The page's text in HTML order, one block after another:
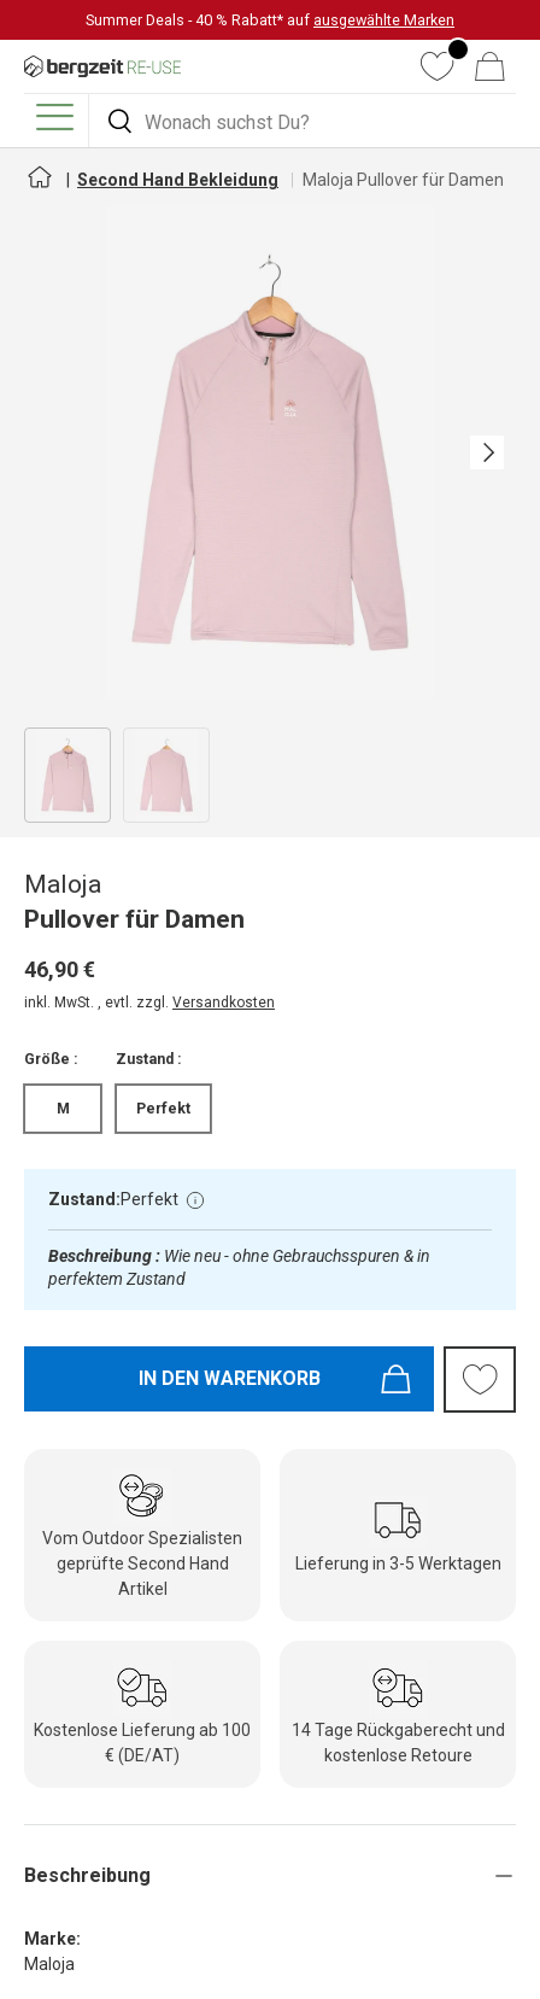
DIREKT ZUM INHALT
Summer Deals - 40 % Rabatt* auf ausgewählte Marken
Suchen
Suchen
WunschlisteWarenkorb
Menü
Second Hand Bekleidung Maloja Pullover für Damen
Nächste
Bild 1 in Galerieansicht laden
Maloja
Pullover für Damen
46,90 €
inkl. MwSt. , evtl. zzgl. Versandkosten
Größe :
M
Zustand :
Perfekt
Zustand:Perfekt
Beschreibung : Wie neu - ohne Gebrauchsspuren & in
perfektem Zustand
IN DEN WARENKORB
Vom Outdoor Spezialisten
geprüfte Second Hand
Artikel
Lieferung in 3-5 Werktagen
Kostenlose Lieferung ab 100
€ (DE/AT)
14 Tage Rückgaberecht und
kostenlose Retoure
Beschreibung
Marke:
Maloja